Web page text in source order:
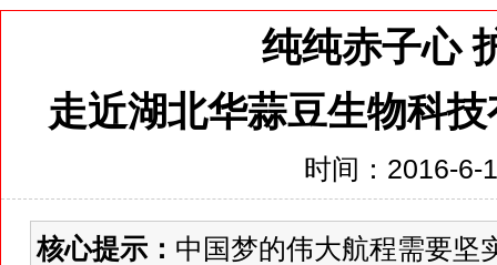
纯纯赤子心
走近湖北华蒜豆生物科
时间：2016-6-
核心提示： 中国梦的伟大航程需要坚